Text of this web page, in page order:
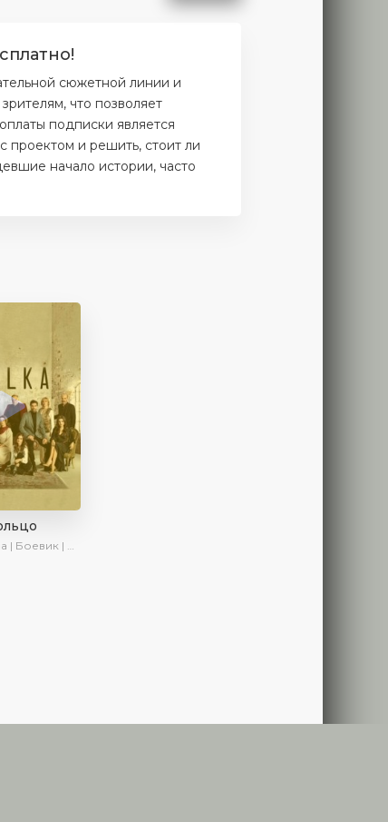
сюжетной линии и
что позволяет
подписки является
проектом и решить, стоит ли
начало истории, часто
| Криминал